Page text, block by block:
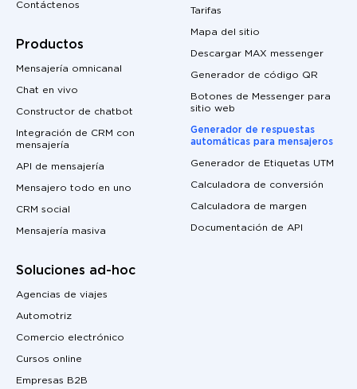
Contáctenos
Productos
Mensajería omnicanal
Chat en vivo
Constructor de chatbot
Integración de CRM con
mensajería
API de mensajería
Mensajero todo en uno
CRM social
Mensajería masiva
Soluciones ad-hoc
Agencias de viajes
Automotriz
Comercio electrónico
Cursos online
Empresas B2B
Tarifas
Mapa del sitio
Descargar MAX messenger
Generador de código QR
Botones de Messenger para
sitio web
Generador de respuestas
automáticas para mensajeros
Generador de Etiquetas UTM
Calculadora de conversión
Calculadora de margen
Documentación de API